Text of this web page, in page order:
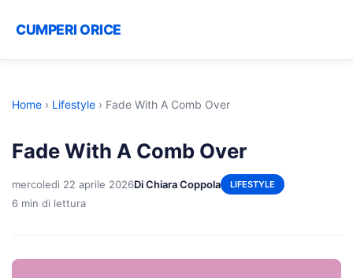
CUMPERI ORICE
Home › Lifestyle › Fade With A Comb Over
Fade With A Comb Over
mercoledì 22 aprile 2026Di Chiara Coppola LIFESTYLE
6 min di lettura